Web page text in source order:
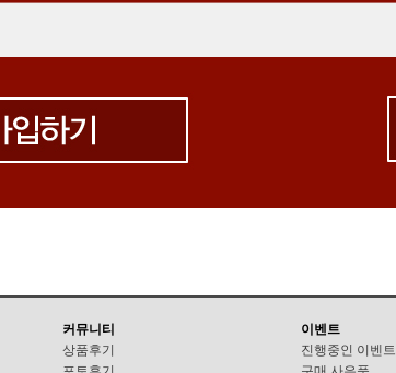
커뮤니티
상품후기
이벤트
진행중인 이벤트